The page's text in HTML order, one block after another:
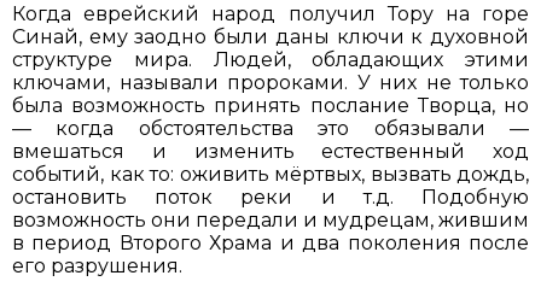
Когда еврейский народ получил Тору на горе
Синай, ему заодно были даны ключи к духовной
структуре мира. Людей, обладающих этими
ключами, называли пророками. У них не только
была возможность принять послание Творца, но
— когда обстоятельства это обязывали —
вмешаться и изменить естественный ход
событий, как то: оживить мёртвых, вызвать дождь,
остановить поток реки и т.д. Подобную
возможность они передали и мудрецам, жившим
в период Второго Храма и два поколения после
его разрушения.